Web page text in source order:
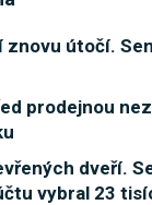
znovu útočí.
prodejnou
dveří.
vybral 23